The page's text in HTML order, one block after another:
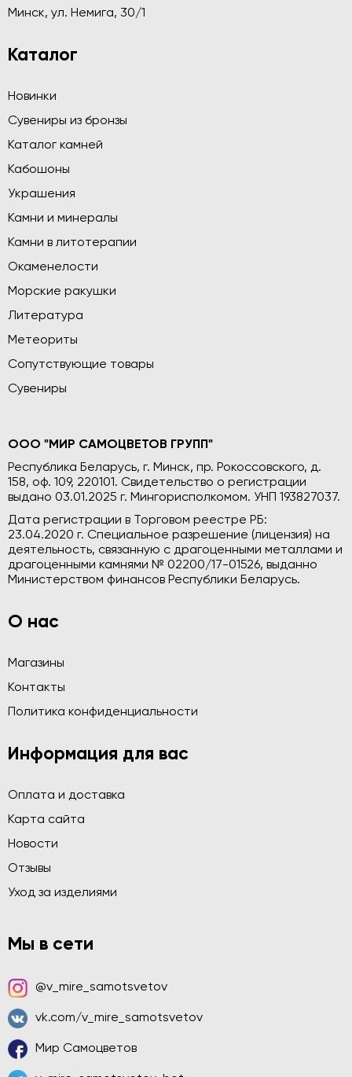
Минск, ул. Немига, 30/1
Каталог
Новинки
Сувениры из бронзы
Каталог камней
Кабошоны
Украшения
Камни и минералы
Камни в литотерапии
Окаменелости
Морские ракушки
Литература
Метеориты
Сопутствующие товары
Сувениры
ООО "МИР САМОЦВЕТОВ ГРУПП"
Республика Беларусь, г. Минск, пр. Рокоссовского, д.
158, оф. 109, 220101. Свидетельство о регистрации
выдано 03.01.2025 г. Мингорисполкомом. УНП 193827037.
Дата регистрации в Торговом реестре РБ:
23.04.2020 г. Специальное разрешение (лицензия) на
деятельность, связанную с драгоценными металлами и
драгоценными камнями № 02200/17-01526, выданно
Министерством финансов Республики Беларусь.
О нас
Магазины
Контакты
Политика конфиденциальности
Информация для вас
Оплата и доставка
Карта сайта
Новости
Отзывы
Уход за изделиями
Мы в сети
@v_mire_samotsvetov
vk.com/v_mire_samotsvetov
Мир Самоцветов